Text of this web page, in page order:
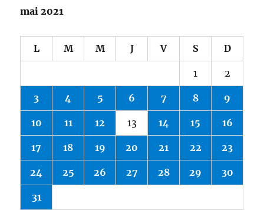
mai 2021
L M M J V S D
1 2
3 4 5 6 7 8 9
10 11 12 13 14 15 16
17 18 19 20 21 22 23
24 25 26 27 28 29 30
31